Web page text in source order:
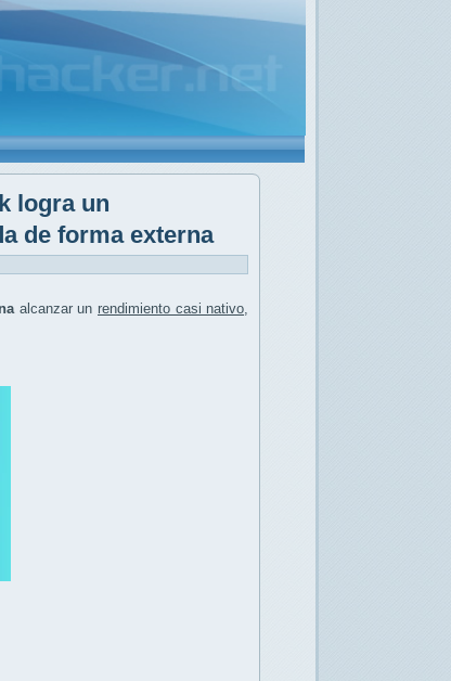
logra un
de forma externa
alcanzar un rendimiento casi nativo